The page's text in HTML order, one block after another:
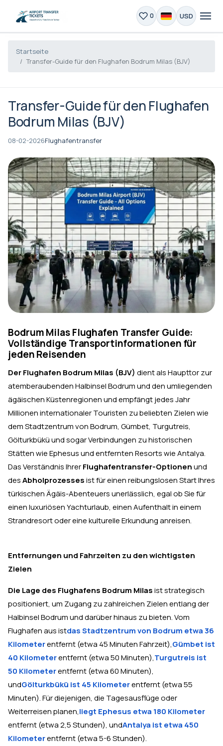
0 USD
Startseite
Transfer-Guide für den Flughafen Bodrum Milas (BJV)
Transfer-Guide für den Flughafen
Bodrum Milas (BJV)
08-02-2026Flughafentransfer
Bodrum Milas Flughafen Transfer Guide:
Vollständige Transportinformationen für
jeden Reisenden
Der Flughafen Bodrum Milas (BJV) dient als Haupttor zur
atemberaubenden Halbinsel Bodrum und den umliegenden
ägäischen Küstenregionen und empfängt jedes Jahr
Millionen internationaler Touristen zu beliebten Zielen wie
dem Stadtzentrum von Bodrum, Gümbet, Turgutreis,
Gölturkbükü und sogar Verbindungen zu historischen
Stätten wie Ephesus und entfernten Resorts wie Antalya.
Das Verständnis IhrerFlughafentransfer-Optionenund
desAbholprozessesist für einen reibungslosen Start Ihres
türkischen Ägäis-Abenteuers unerlässlich, egal ob Sie für
einen luxuriösen Yachturlaub, einen Aufenthalt in einem
Strandresort oder eine kulturelle Erkundung anreisen.
Entfernungen und Fahrzeiten zu den wichtigsten
Zielen
Die Lage des Flughafens Bodrum Milasist strategisch
positioniert, um Zugang zu zahlreichen Zielen entlang der
Halbinsel Bodrum und darüber hinaus zu bieten. Vom
Flughafen aus istdas Stadtzentrum von Bodrum etwa 36
Kilometerentfernt (etwa 45 Minuten Fahrzeit),Gümbet ist
40 Kilometerentfernt (etwa 50 Minuten),Turgutreis ist
50 Kilometerentfernt (etwa 60 Minuten),
undGölturkbükü ist 45 Kilometerentfernt (etwa 55
Minuten). Für diejenigen, die Tagesausflüge oder
Weiterreisen planen,liegt Ephesus etwa 180 Kilometer
entfernt (etwa 2,5 Stunden), undAntalya ist etwa 450
Kilometerentfernt (etwa 5-6 Stunden).